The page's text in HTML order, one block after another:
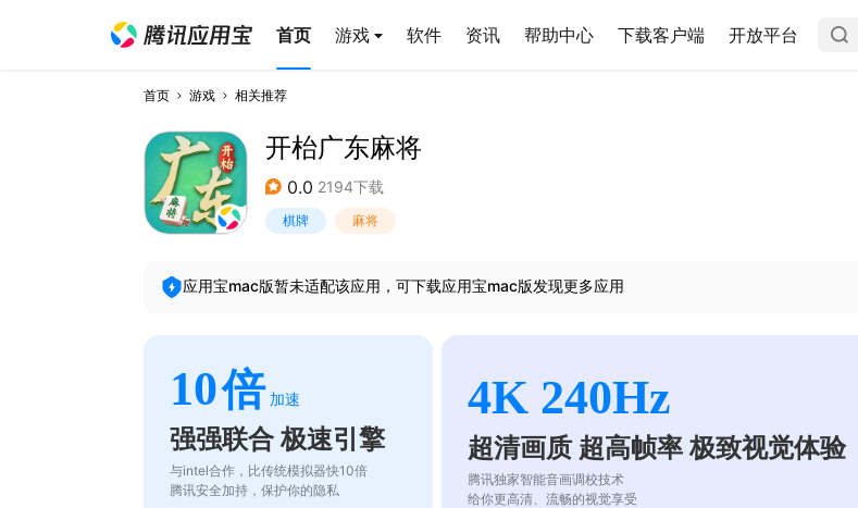
首页 游戏 软件 资讯 帮助中心 下载客户端 开放平台
首页 游戏 相关推荐
开枱广东麻将
0.0 2194下载
棋牌 麻将
应用宝mac版暂未适配该应用，可下载应用宝mac版发现更多应用
10倍 加速
强强联合 极速引擎
与intel合作，比传统模拟器快10倍
腾讯安全加持，保护你的隐私
4K 240Hz
超清画质 超高帧率 极致视觉体验
腾讯独家智能音画调校技术
给你更高清、流畅的视觉享受